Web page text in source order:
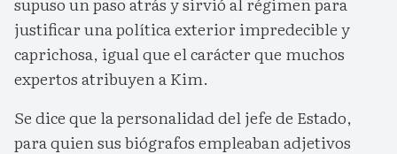
justificar una política exterior impredecible y
caprichosa, igual que el carácter que muchos
expertos atribuyen a Kim.
Se dice que la personalidad del jefe de Estado,
para quien sus biógrafos empleaban adjetivos